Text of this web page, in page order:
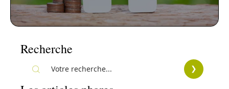
Recherche